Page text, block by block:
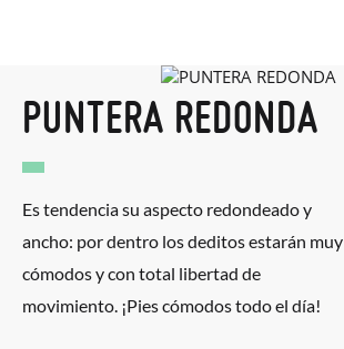
PUNTERA REDONDA
Es tendencia su aspecto redondeado y
ancho: por dentro los deditos estarán muy
cómodos y con total libertad de
movimiento. ¡Pies cómodos todo el día!